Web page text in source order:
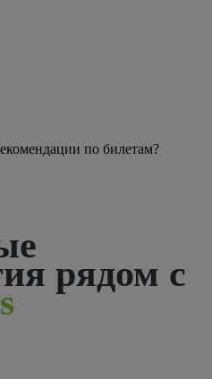
по билетам?
рядом с